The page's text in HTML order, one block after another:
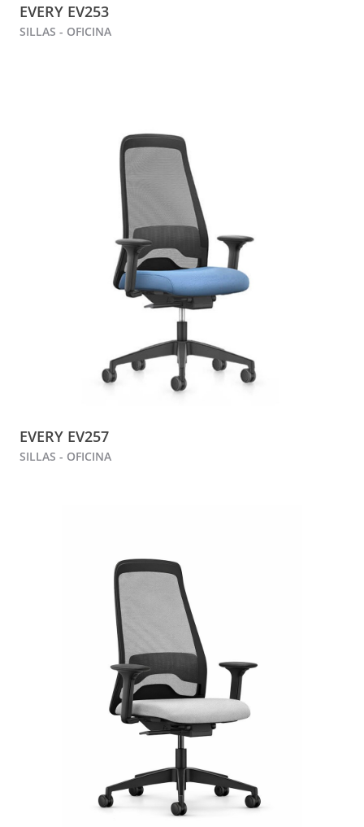
EVERY EV253
SILLAS - OFICINA
EVERY EV257
SILLAS - OFICINA